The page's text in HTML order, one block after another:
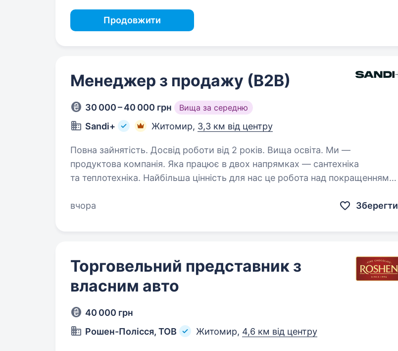
Продовжити
Менеджер з продажу (В2В)
30 000 – 40 000 грн Вища за середню
Sandi+ Житомир, 3,3 км від центру
Повна зайнятість. Досвід роботи від 2 років. Вища освіта. Ми —
продуктова компанія. Яка працює в двох напрямках — сантехніка
та теплотехніка. Найбільша цінність для нас це робота над покращенням
змішувачі…
вчора Зберегти
Торговельний представник з
власним авто
40 000 грн
Рошен-Полісся, ТОВ
Житомир, 4,6 км від центру